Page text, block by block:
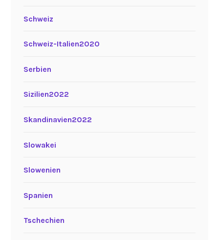
Schweiz
Schweiz-Italien2020
Serbien
Sizilien2022
Skandinavien2022
Slowakei
Slowenien
Spanien
Tschechien